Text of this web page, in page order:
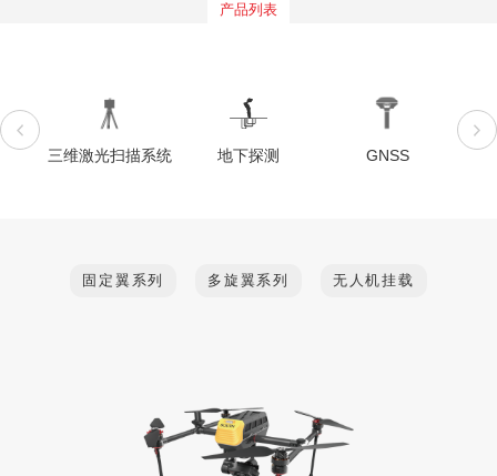
产品列表
三维激光扫描系统 地下探测 GNSS
固定翼系列 多旋翼系列 无人机挂载